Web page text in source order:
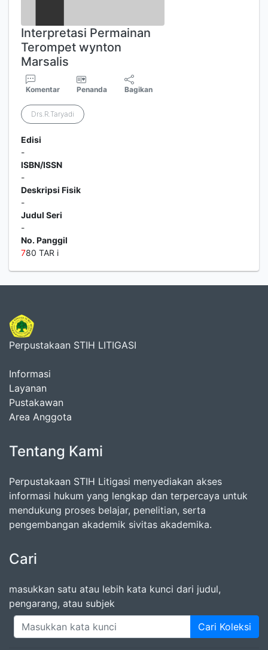
Interpretasi Permainan
Terompet wynton
Marsalis
Komentar Penanda Bagikan
Drs.R.Taryadi
Edisi
-
ISBN/ISSN
-
Deskripsi Fisik
-
Judul Seri
-
No. Panggil
780 TAR i
Perpustakaan STIH LITIGASI
Informasi
Layanan
Pustakawan
Area Anggota
Tentang Kami
Perpustakaan STIH Litigasi menyediakan akses
informasi hukum yang lengkap dan terpercaya untuk
mendukung proses belajar, penelitian, serta
pengembangan akademik sivitas akademika.
Cari
masukkan satu atau lebih kata kunci dari judul,
pengarang, atau subjek
Cari Koleksi